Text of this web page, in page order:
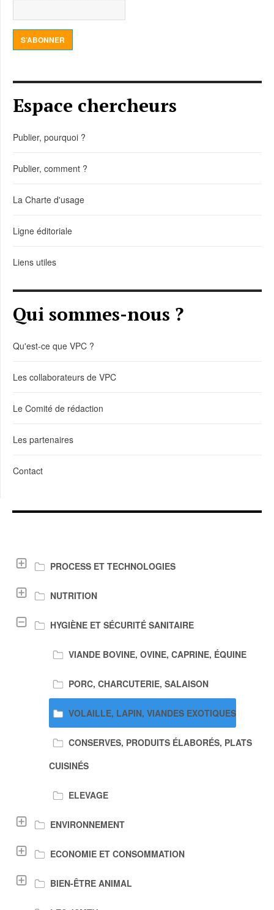
S’ABONNER
Espace chercheurs
Publier, pourquoi ?
Publier, comment ?
La Charte d'usage
Ligne éditoriale
Liens utiles
Qui sommes-nous ?
Qu'est-ce que VPC ?
Les collaborateurs de VPC
Le Comité de rédaction
Les partenaires
Contact
PROCESS ET TECHNOLOGIES
NUTRITION
HYGIÈNE ET SÉCURITÉ SANITAIRE
VIANDE BOVINE, OVINE, CAPRINE, ÉQUINE
PORC, CHARCUTERIE, SALAISON
VOLAILLE, LAPIN, VIANDES EXOTIQUES
CONSERVES, PRODUITS ÉLABORÉS, PLATS
CUISINÉS
ELEVAGE
ENVIRONNEMENT
ECONOMIE ET CONSOMMATION
BIEN-ÊTRE ANIMAL